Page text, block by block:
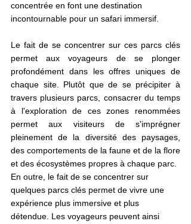
concentrée en font une destination
incontournable pour un safari immersif.
Le fait de se concentrer sur ces parcs clés
permet aux voyageurs de se plonger
profondément dans les offres uniques de
chaque site. Plutôt que de se précipiter à
travers plusieurs parcs, consacrer du temps
à l'exploration de ces zones renommées
permet aux visiteurs de s'imprégner
pleinement de la diversité des paysages,
des comportements de la faune et de la flore
et des écosystèmes propres à chaque parc.
En outre, le fait de se concentrer sur
quelques parcs clés permet de vivre une
expérience plus immersive et plus
détendue. Les voyageurs peuvent ainsi